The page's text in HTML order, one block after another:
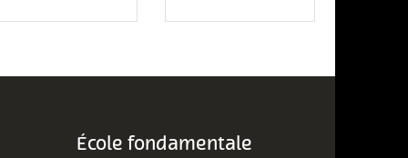
École fondamentale